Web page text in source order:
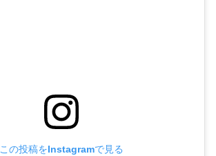
この投稿をInstagramで見る